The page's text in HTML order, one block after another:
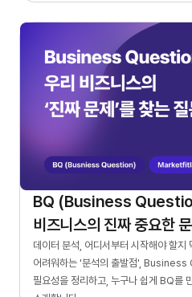
BQ (Business
비즈니스의 진짜 중요한
데이터 분석, 어디서부터 시작해야 할지
어려워하는 '분석의 출발점',
필요성을 정리하고, 누구나 쉽게 BQ를